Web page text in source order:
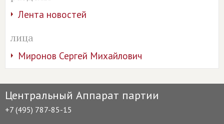
Лента новостей
лица
Миронов Сергей Михайлович
Центральный Аппарат партии
+7 (495) 787-85-15